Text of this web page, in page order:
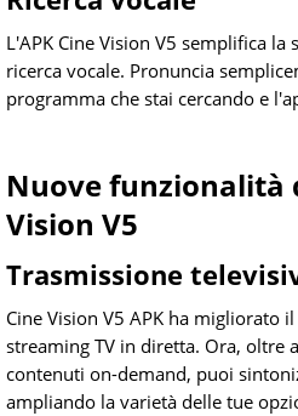
L'APK Cine Vision V5 semplifica
ricerca vocale. Pronuncia
programma che stai cercando e
Nuove funzionalità
Vision V5
Trasmissione
Cine Vision V5 APK ha migliorato
streaming TV in diretta. Ora, oltre
contenuti on-demand, puoi
ampliando la varietà delle tue